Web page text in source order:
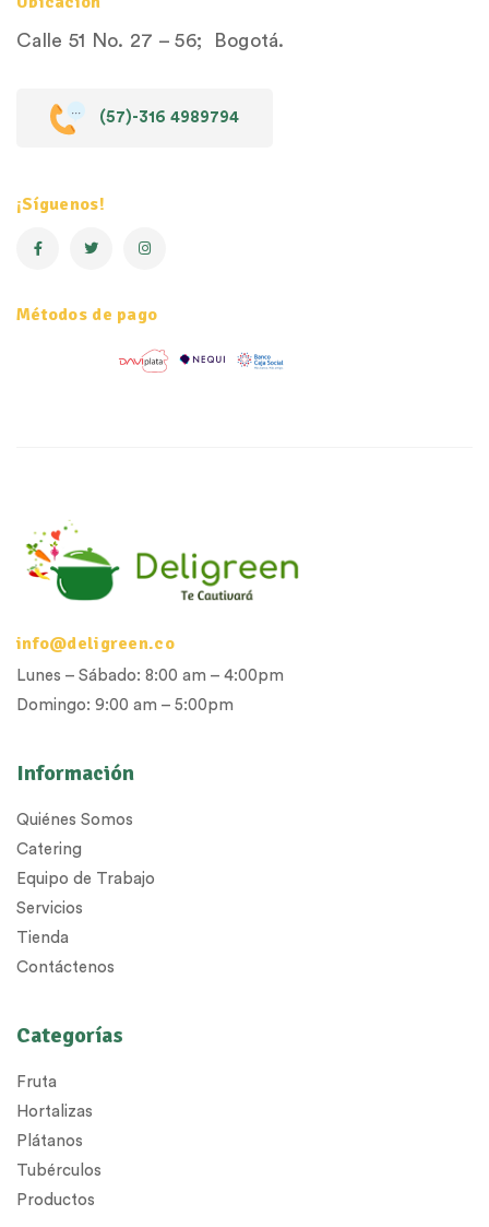
Calle 51 No. 27 – 56; Bogotá.
(57)-316 4989794
¡Síguenos!
Métodos de pago
Información
Quiénes Somos
Catering
Equipo de Trabajo
Servicios
Tienda
Contáctenos
Categorías
Fruta
Hortalizas
Plátanos
Tubérculos
Productos
info@deligreen.co
Lunes – Sábado: 8:00 am – 4:00pm
Domingo: 9:00 am – 5:00pm